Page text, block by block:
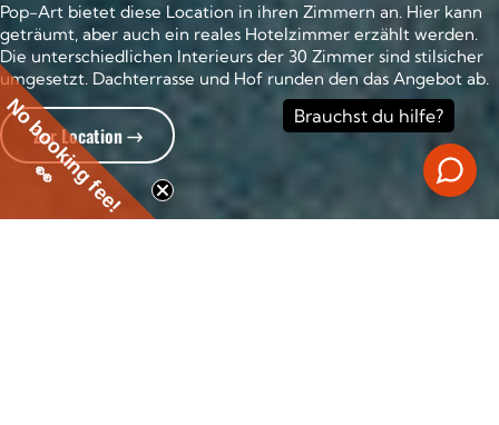
Pop-Art bietet diese Location in ihren Zimmern an. Hier kann
geträumt, aber auch ein reales Hotelzimmer erzählt werden.
Die unterschiedlichen Interieurs der 30 Zimmer sind stilsicher
umgesetzt. Dachterrasse und Hof runden den das Angebot ab.
Zur Location
No booking fee!
👀